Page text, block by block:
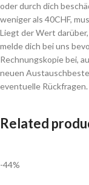
oder durch dich
weniger als 40CHF,
Liegt der Wert
melde dich bei uns
Rechnungskopie bei,
neuen
eventuelle Rückfragen.
Related
-44%